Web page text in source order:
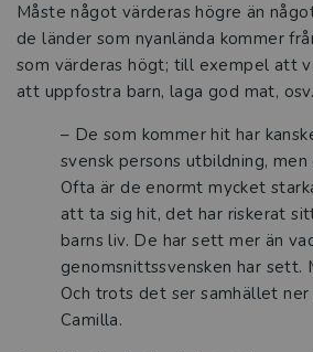
Måste något värderas högre än
de länder som nyanlända kommer
som värderas högt; till exempel att
att uppfostra barn, laga god mat, osv.
– De som kommer hit har
svensk persons utbildning,
Ofta är de enormt mycket
att ta sig hit, det har riskerat
barns liv. De har sett mer än
genomsnittssvensken har sett.
Och trots det ser samhället
Camilla.